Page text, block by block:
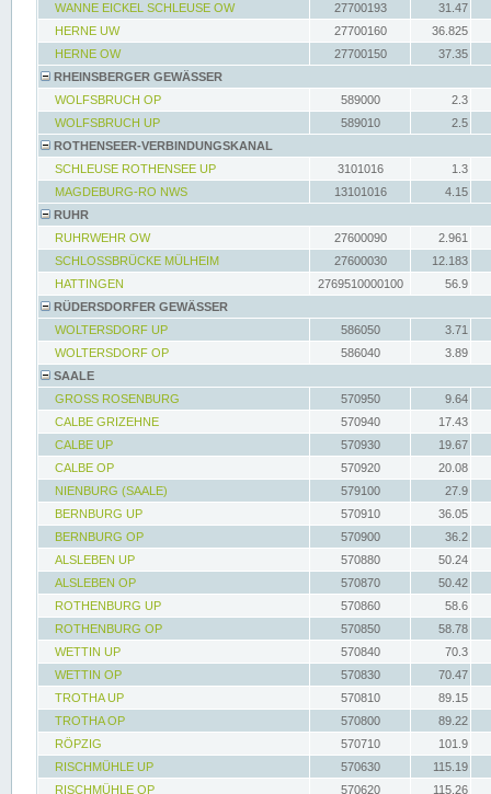
WANNE EICKEL SCHLEUSE OW
27700193
31.47
HERNE UW
27700160
36.825
HERNE OW
27700150
37.35
RHEINSBERGER GEWÄSSER
WOLFSBRUCH OP
589000
2.3
WOLFSBRUCH UP
589010
2.5
ROTHENSEER-VERBINDUNGSKANAL
SCHLEUSE ROTHENSEE UP
3101016
1.3
MAGDEBURG-RO NWS
13101016
4.15
RUHR
RUHRWEHR OW
27600090
2.961
SCHLOSSBRÜCKE MÜLHEIM
27600030
12.183
HATTINGEN
2769510000100
56.9
RÜDERSDORFER GEWÄSSER
WOLTERSDORF UP
586050
3.71
WOLTERSDORF OP
586040
3.89
SAALE
GROSS ROSENBURG
570950
9.64
CALBE GRIZEHNE
570940
17.43
CALBE UP
570930
19.67
CALBE OP
570920
20.08
NIENBURG (SAALE)
579100
27.9
BERNBURG UP
570910
36.05
BERNBURG OP
570900
36.2
ALSLEBEN UP
570880
50.24
ALSLEBEN OP
570870
50.42
ROTHENBURG UP
570860
58.6
ROTHENBURG OP
570850
58.78
WETTIN UP
570840
70.3
WETTIN OP
570830
70.47
TROTHA UP
570810
89.15
TROTHA OP
570800
89.22
RÖPZIG
570710
101.9
RISCHMÜHLE UP
570630
115.19
RISCHMÜHLE OP
570620 115.26